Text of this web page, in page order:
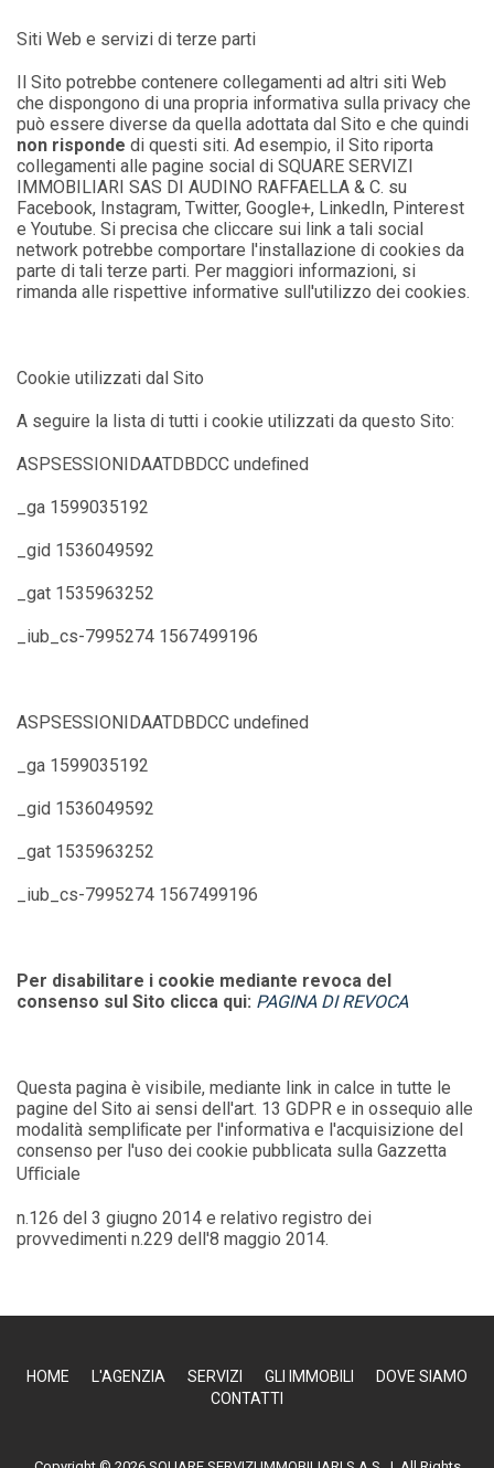
Siti Web e servizi di terze parti
Il Sito potrebbe contenere collegamenti ad altri siti Web
che dispongono di una propria informativa sulla privacy che
può essere diverse da quella adottata dal Sito e che quindi
non rispondedi questi siti. Ad esempio, il Sito riporta
collegamenti alle pagine social di SQUARE SERVIZI
IMMOBILIARI SAS DI AUDINO RAFFAELLA & C. su
Facebook, Instagram, Twitter, Google+, LinkedIn, Pinterest
e Youtube. Si precisa che cliccare sui link a tali social
network potrebbe comportare l'installazione di cookies da
parte di tali terze parti. Per maggiori informazioni, si
rimanda alle rispettive informative sull'utilizzo dei cookies.
Cookie utilizzati dal Sito
A seguire la lista di tutti i cookie utilizzati da questo Sito:
ASPSESSIONIDAATDBDCC undeﬁned
_ga 1599035192
_gid 1536049592
_gat 1535963252
_iub_cs-7995274 1567499196
ASPSESSIONIDAATDBDCC undeﬁned
_ga 1599035192
_gid 1536049592
_gat 1535963252
_iub_cs-7995274 1567499196
Per disabilitare i cookie mediante revoca del
consenso sul Sito clicca qui: PAGINA DI REVOCA
Questa pagina è visibile, mediante link in calce in tutte le
pagine del Sito ai sensi dell'art. 13 GDPR e in ossequio alle
modalità sempliﬁcate per l'informativa e l'acquisizione del
consenso per l'uso dei cookie pubblicata sulla Gazzetta
Uﬃciale
n.126 del 3 giugno 2014 e relativo registro dei
provvedimenti n.229 dell'8 maggio 2014.
HOME L'AGENZIA SERVIZI GLI IMMOBILI
DOVE SIAMO
CONTATTI